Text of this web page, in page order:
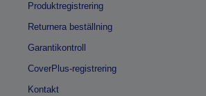
Produktregistrering
Returnera beställning
Garantikontroll
CoverPlus-registrering
Kontakt